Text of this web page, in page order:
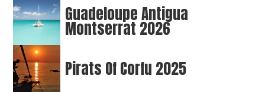
Guadeloupe Antigua
Montserrat 2026
Pirats Of Corfu 2025